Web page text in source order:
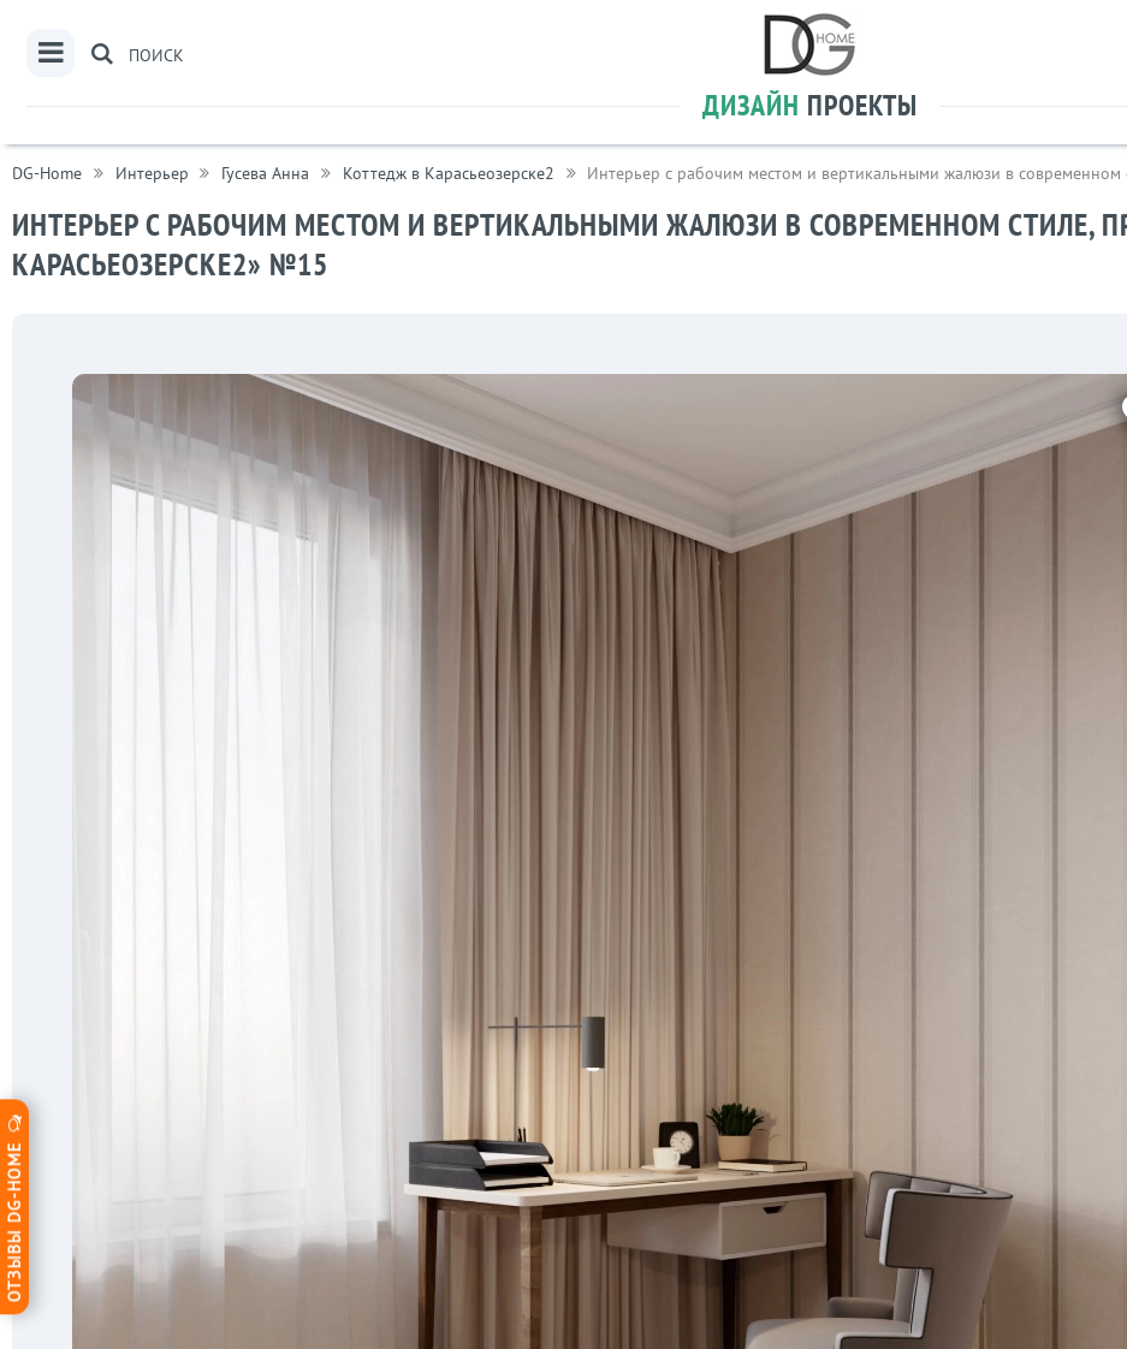
ОТЗЫВЫ DG-HOME
ПОИСК
ДИЗАЙН ПРОЕКТЫ
DG-Home Интерьер Гусева Анна Коттедж в Карасьеозерске2 Интерьер c рабочим местом и вертикальными жалюзи в современном
ИНТЕРЬЕР C РАБОЧИМ МЕСТОМ И ВЕРТИКАЛЬНЫМИ ЖАЛЮЗИ В СОВРЕМЕННОМ СТИЛЕ,
КАРАСЬЕОЗЕРСКЕ2» №15